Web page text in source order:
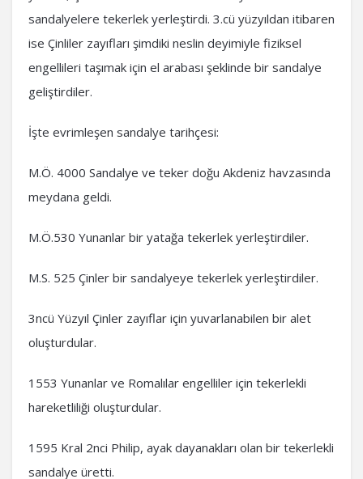
sandalyelere tekerlek yerleştirdi. 3.cü yüzyıldan itibaren
ise Çinliler zayıfları şimdiki neslin deyimiyle fiziksel
engellileri taşımak için el arabası şeklinde bir sandalye
geliştirdiler.
İşte evrimleşen sandalye tarihçesi:
M.Ö. 4000 Sandalye ve teker doğu Akdeniz havzasında
meydana geldi.
M.Ö.530 Yunanlar bir yatağa tekerlek yerleştirdiler.
M.S. 525 Çinler bir sandalyeye tekerlek yerleştirdiler.
3ncü Yüzyıl Çinler zayıflar için yuvarlanabilen bir alet
oluşturdular.
1553 Yunanlar ve Romalılar engelliler için tekerlekli
hareketliliği oluşturdular.
1595 Kral 2nci Philip, ayak dayanakları olan bir tekerlekli
sandalye üretti.